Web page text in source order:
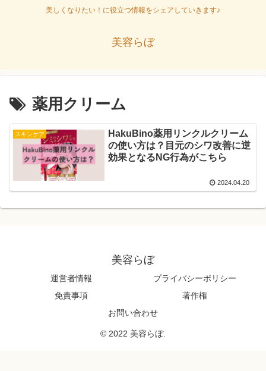
美しくなりたい！に役立つ情報をシェアしていきます♪
美容らぼ
薬用クリーム
スキンケア
HakuBino薬用リンクルクリーム
の使い方は？目元のシワ改善に逆
効果となるNG行為がこちら
2024.04.20
美容らぼ
運営者情報
プライバシーポリシー
免責事項
著作権
お問い合わせ
© 2022 美容らぼ.